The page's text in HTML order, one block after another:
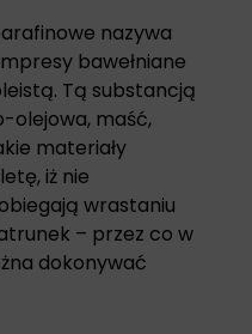
nazywa
bawełniane
Tą substancją
olejowa, maść,
materiały
iż nie
wrastaniu
– przez co w
dokonywać